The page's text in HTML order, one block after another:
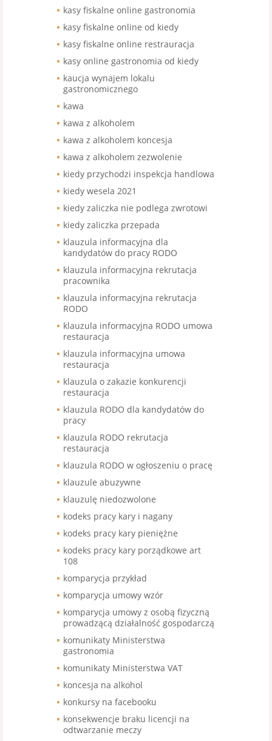
kasy fiskalne online gastronomia
kasy fiskalne online od kiedy
kasy fiskalne online restrauracja
kasy online gastronomia od kiedy
kaucja wynajem lokalu
gastronomicznego
kawa
kawa z alkoholem
kawa z alkoholem koncesja
kawa z alkoholem zezwolenie
kiedy przychodzi inspekcja handlowa
kiedy wesela 2021
kiedy zaliczka nie podlega zwrotowi
kiedy zaliczka przepada
klauzula informacyjna dla
kandydatów do pracy RODO
klauzula informacyjna rekrutacja
pracownika
klauzula informacyjna rekrutacja
RODO
klauzula informacyjna RODO umowa
restauracja
klauzula informacyjna umowa
restauracja
klauzula o zakazie konkurencji
restauracja
klauzula RODO dla kandydatów do
pracy
klauzula RODO rekrutacja
restauracja
klauzula RODO w ogłoszeniu o pracę
klauzule abuzywne
klauzulę niedozwolone
kodeks pracy kary i nagany
kodeks pracy kary pieniężne
kodeks pracy kary porządkowe art
108
komparycja przykład
komparycja umowy wzór
komparycja umowy z osobą fizyczną
prowadzącą działalność gospodarczą
komunikaty Ministerstwa
gastronomia
komunikaty Ministerstwa VAT
koncesja na alkohol
konkursy na facebooku
konsekwencje braku licencji na
odtwarzanie meczy